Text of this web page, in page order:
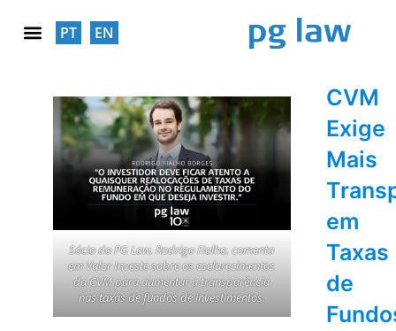
PT EN
CVM
Exige
Mais
em
Taxas
de
Sócio do PG Law, Rodrigo Fialho, comenta
em Valor Investe sobre os esclarecimentos
da CVM para aumentar a transparência
nas taxas de fundos de investimentos.